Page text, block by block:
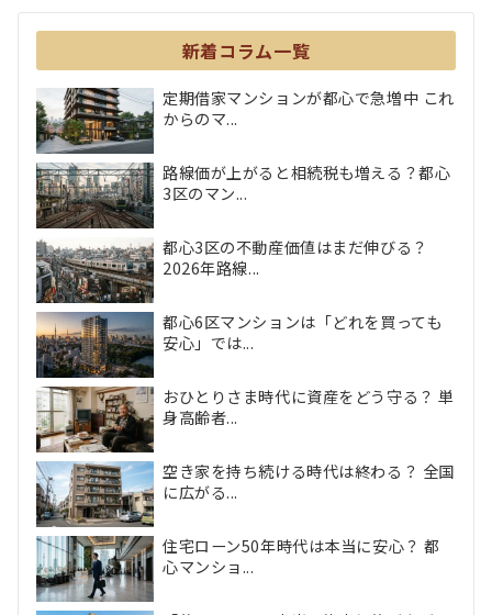
新着コラム一覧
定期借家マンションが都心で急増中 これ
からのマ...
路線価が上がると相続税も増える？都心
3区のマン...
都心3区の不動産価値はまだ伸びる？
2026年路線...
都心6区マンションは「どれを買っても
安心」では...
おひとりさま時代に資産をどう守る？ 単
身高齢者...
空き家を持ち続ける時代は終わる？ 全国
に広がる...
住宅ローン50年時代は本当に安心？ 都
心マンショ...